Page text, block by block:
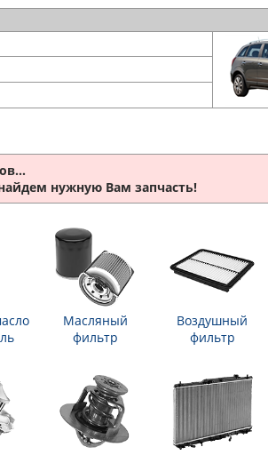
нужную Вам запчасть!
Масляный
фильтр
Воздушный
фильтр